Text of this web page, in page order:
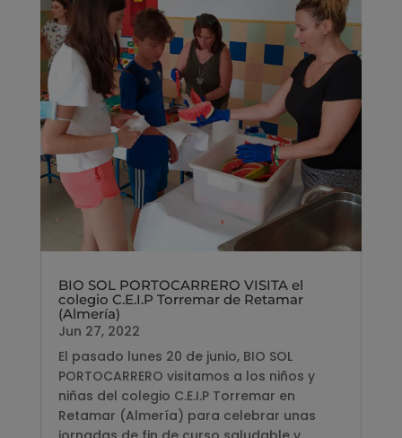
BIO SOL PORTOCARRERO VISITA el
colegio C.E.I.P Torremar de Retamar
(Almería)
Jun 27, 2022
El pasado lunes 20 de junio, BIO SOL
PORTOCARRERO visitamos a los niños y
niñas del colegio C.E.I.P Torremar en
Retamar (Almería) para celebrar unas